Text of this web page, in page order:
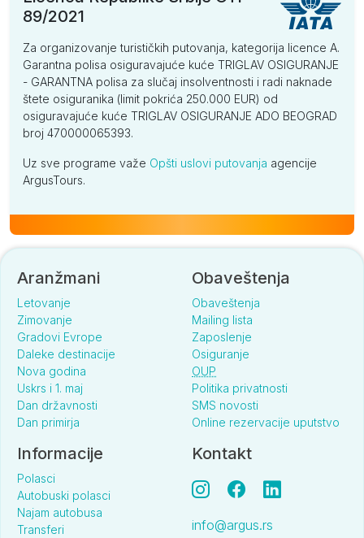
89/2021
Za organizovanje turističkih putovanja, kategorija licence A.
Garantna polisa osiguravajuće kuće TRIGLAV OSIGURANJE
- GARANTNA polisa za slučaj insolventnosti i radi naknade
štete osiguranika (limit pokrića 250.000 EUR) od
osiguravajuće kuće TRIGLAV OSIGURANJE ADO BEOGRAD
broj 470000065393.
Uz sve programe važe Opšti uslovi putovanja agencije
ArgusTours.
Aranžmani
Letovanje
Zimovanje
Gradovi Evrope
Daleke destinacije
Nova godina
Uskrs i 1. maj
Dan državnosti
Dan primirja
Obaveštenja
Obaveštenja
Mailing lista
Zaposlenje
Osiguranje
OUP
Politika privatnosti
SMS novosti
Online rezervacije uputstvo
Informacije
Polasci
Autobuski polasci
Najam autobusa
Transferi
Kontakt
info@argus.rs